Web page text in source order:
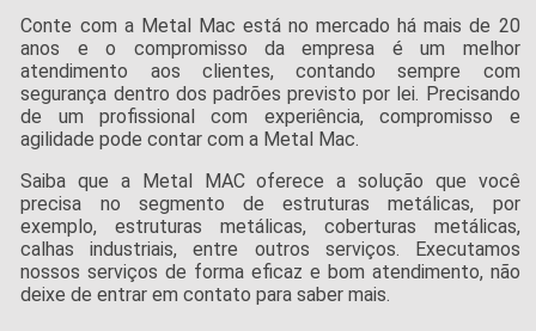
Conte com a Metal Mac está no mercado há mais de 20
anos e o compromisso da empresa é um melhor
atendimento aos clientes, contando sempre com
segurança dentro dos padrões previsto por lei. Precisando
de um profissional com experiência, compromisso e
agilidade pode contar com a Metal Mac.
Saiba que a Metal MAC oferece a solução que você
precisa no segmento de estruturas metálicas, por
exemplo, estruturas metálicas, coberturas metálicas,
calhas industriais, entre outros serviços. Executamos
nossos serviços de forma eficaz e bom atendimento, não
deixe de entrar em contato para saber mais.